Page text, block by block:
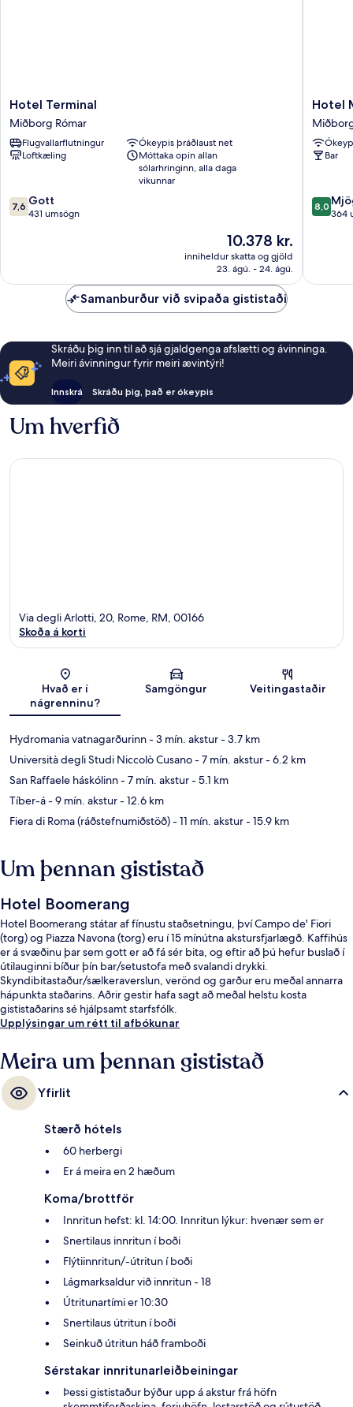
Hotel
Terminal
Miðborg
Rómar
Hotel Terminal
Miðborg Rómar
Flugvallarflutningur
Ókeypis þráðlaust net
Loftkæling
Móttaka opin allan
sólarhringinn, alla daga
vikunnar
7.6
af
7,6 Gott
431 umsögn
Verðið
er
10.378 kr.
10.378 kr.
inniheldur skatta og gjöld
23. ágú. - 24. ágú.
Hotel
Rómar
Hotel
Bar
8.0
af
8,0
364
Samanburður við svipaða gististaði
Skráðu þig inn til að sjá gjaldgenga afslætti og ávinninga.
Meiri ávinningur fyrir meiri ævintýri!
Innskrá Skráðu þig, það er ókeypis
Um hverfið
Kort
Via degli Arlotti, 20, Rome, RM, 00166
Skoða á korti
Hvað er í
nágrenninu?
Samgöngur Veitingastaðir
Hydromania vatnagarðurinn- 3 mín. akstur- 3.7 km
Università degli Studi Niccolò Cusano- 7 mín. akstur- 6.2 km
San Raffaele háskólinn- 7 mín. akstur- 5.1 km
Tíber-á- 9 mín. akstur- 12.6 km
Fiera di Roma (ráðstefnumiðstöð)- 11 mín. akstur- 15.9 km
Um þennan gististað
Hotel Boomerang
Hotel Boomerang státar af fínustu staðsetningu, því Campo de' Fiori
(torg) og Piazza Navona (torg) eru í 15 mínútna akstursfjarlægð. Kaffihús
er á svæðinu þar sem gott er að fá sér bita, og eftir að þú hefur buslað í
útilauginni bíður þín bar/setustofa með svalandi drykki.
Skyndibitastaður/sælkeraverslun, verönd og garður eru meðal annarra
hápunkta staðarins. Aðrir gestir hafa sagt að meðal helstu kosta
gististaðarins sé hjálpsamt starfsfólk.
Upplýsingar um rétt til afbókunar
Meira um þennan gististað
Yfirlit
Stærð hótels
60 herbergi
Er á meira en 2 hæðum
Koma/brottför
Innritun hefst: kl. 14:00. Innritun lýkur: hvenær sem er
Snertilaus innritun í boði
Flýtiinnritun/-útritun í boði
Lágmarksaldur við innritun - 18
Útritunartími er 10:30
Snertilaus útritun í boði
Seinkuð útritun háð framboði
Sérstakar innritunarleiðbeiningar
Þessi gististaður býður upp á akstur frá höfn